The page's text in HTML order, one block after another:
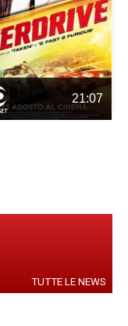
21:07
TUTTE LE NEWS